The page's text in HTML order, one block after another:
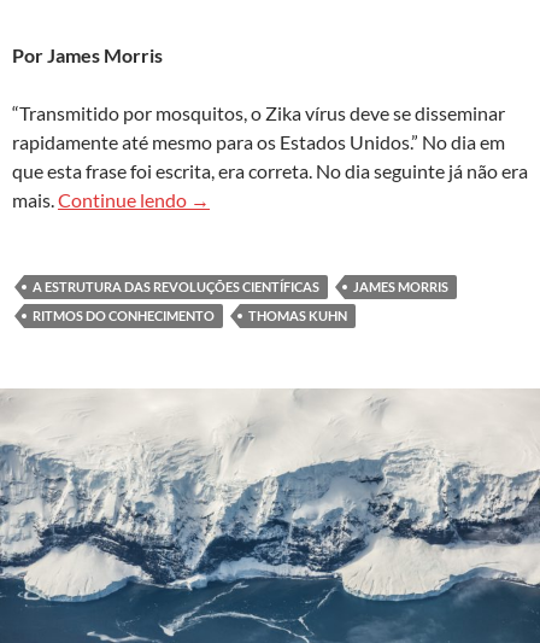
Por James Morris
“Transmitido por mosquitos, o Zika vírus deve se disseminar
rapidamente até mesmo para os Estados Unidos.” No dia em
que esta frase foi escrita, era correta. No dia seguinte já não era
mais.Continue lendo A velocidade da ciência
→
A ESTRUTURA DAS REVOLUÇÕES CIENTÍFICAS
JAMES MORRIS
RITMOS DO CONHECIMENTO
THOMAS KUHN